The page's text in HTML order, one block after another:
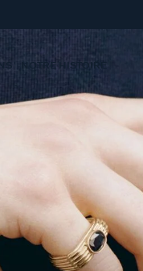
NOTRE HISTOIRE